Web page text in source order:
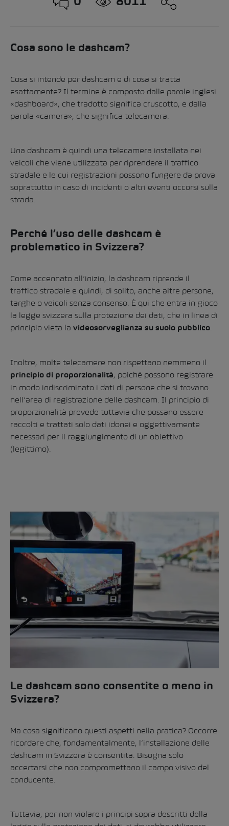
Cosa sono le dashcam?
Cosa si intende per dashcam e di cosa si tratta
esattamente? Il termine è composto dalle parole inglesi
«dashboard», che tradotto significa cruscotto, e dalla
parola «camera», che significa telecamera.
Una dashcam è quindi una telecamera installata nei
veicoli che viene utilizzata per riprendere il traffico
stradale e le cui registrazioni possono fungere da prova
soprattutto in caso di incidenti o altri eventi occorsi sulla
strada.
Perché l’uso delle dashcam è
problematico in Svizzera?
Come accennato all’inizio, la dashcam riprende il
traffico stradale e quindi, di solito, anche altre persone,
targhe o veicoli senza consenso. È qui che entra in gioco
la legge svizzera sulla protezione dei dati, che in linea di
principio vieta la videosorveglianza su suolo pubblico
Inoltre, molte telecamere non rispettano nemmeno il
principio di proporzionalità, poiché possono registrare
in modo indiscriminato i dati di persone che si trovano
nell’area di registrazione delle dashcam. Il principio di
proporzionalità prevede tuttavia che possano essere
raccolti e trattati solo dati idonei e oggettivamente
necessari per il raggiungimento di un obiettivo
(legittimo).
Le dashcam sono consentite o meno in
Svizzera?
Ma cosa significano questi aspetti nella pratica? Occorre
ricordare che, fondamentalmente, l’installazione delle
dashcam in Svizzera è consentita. Bisogna solo
accertarsi che non compromettano il campo visivo del
conducente.
Tuttavia, per non violare i principi sopra descritti della